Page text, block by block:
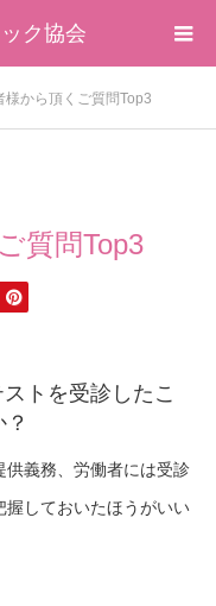
ク協会
様から頂くご質問Top3
質問Top3
トを受診したこ
義務、労働者には受診
しておいたほうがいい